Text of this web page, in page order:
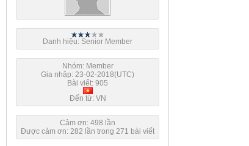
Danh hiệu: Senior Member
Nhóm: Member
Gia nhập: 23-02-2018(UTC)
Bài viết: 905
Đến từ: VN
Cảm ơn: 498 lần
Được cảm ơn: 282 lần trong 271 bài viết